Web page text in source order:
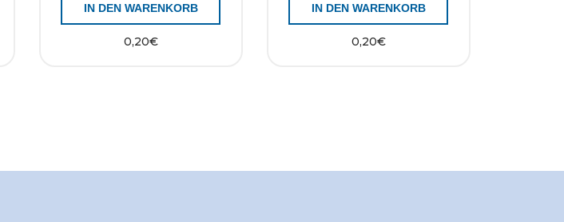
0,20€
IN DEN WARENKORB
0,20€
IN DEN WARENKORB